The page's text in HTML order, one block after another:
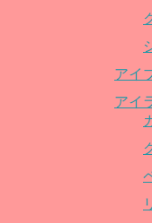
アイ
アイ